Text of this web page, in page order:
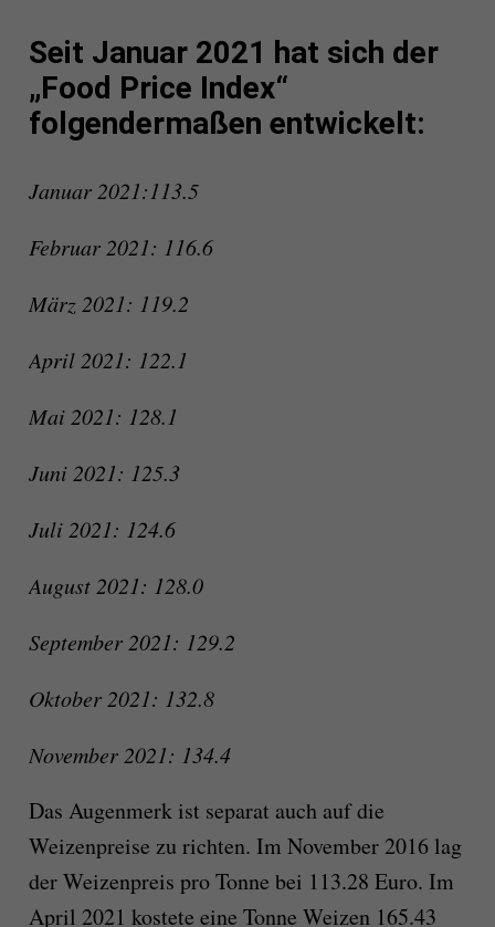
Seit Januar 2021 hat sich der
„Food Price Index“
folgendermaßen entwickelt:
Januar 2021:113.5
Februar 2021: 116.6
März 2021: 119.2
April 2021: 122.1
Mai 2021: 128.1
Juni 2021: 125.3
Juli 2021: 124.6
August 2021: 128.0
September 2021: 129.2
Oktober 2021: 132.8
November 2021: 134.4
Das Augenmerk ist separat auch auf die
Weizenpreise zu richten. Im November 2016 lag
der Weizenpreis pro Tonne bei 113.28 Euro. Im
April 2021 kostete eine Tonne Weizen 165.43